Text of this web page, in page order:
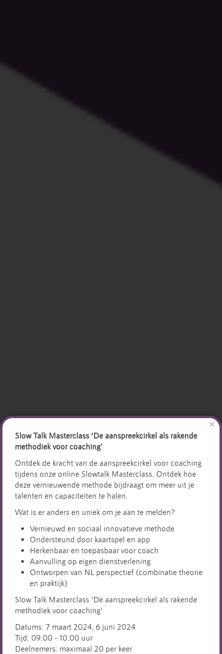
×
Slow Talk Masterclass ‘De aanspreekcirkel als rakende
methodiek voor coaching'
Ontdek de kracht van de aanspreekcirkel voor coaching
tijdens onze online Slowtalk Masterclass. Ontdek hoe
deze vernieuwende methode bijdraagt om meer uit je
talenten en capaciteiten te halen.
Wat is er anders en uniek om je aan te melden?
Vernieuwd en sociaal innovatieve methode
Ondersteund door kaartspel en app
Herkenbaar en toepasbaar voor coach
Aanvulling op eigen dienstverlening
Ontworpen van NL perspectief (combinatie theorie
en praktijk)
Slow Talk Masterclass ‘De aanspreekcirkel als rakende
methodiek voor coaching’
Datums: 7 maart 2024, 6 juni 2024
Tijd: 09.00 - 10.00 uur
Deelnemers: maximaal 20 per keer